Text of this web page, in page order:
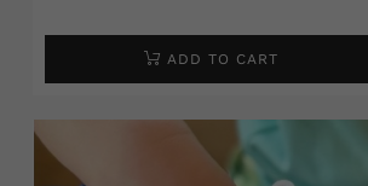
ADD TO CART